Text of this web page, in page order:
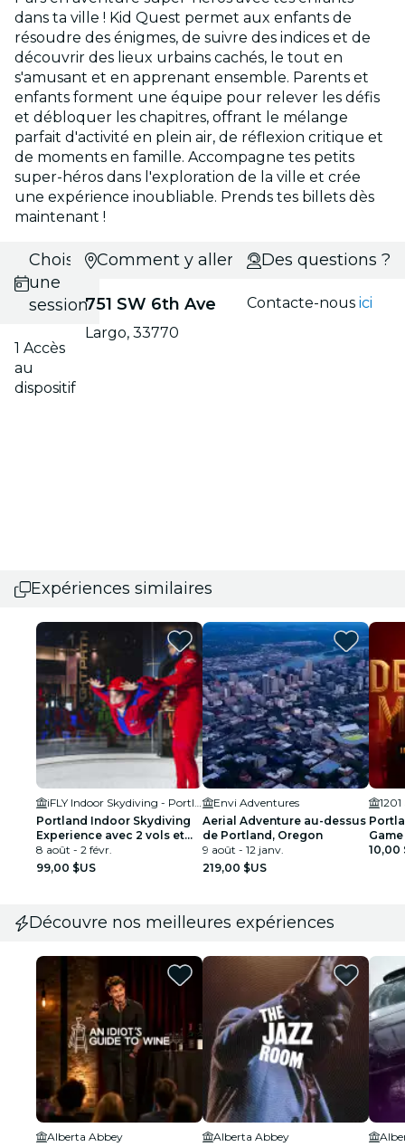
dans ta ville ! Kid Quest permet aux enfants de
résoudre des énigmes, de suivre des indices et de
découvrir des lieux urbains cachés, le tout en
s'amusant et en apprenant ensemble. Parents et
enfants forment une équipe pour relever les défis
et débloquer les chapitres, offrant le mélange
parfait d'activité en plein air, de réflexion critique et
de moments en famille. Accompagne tes petits
super-héros dans l'exploration de la ville et crée
une expérience inoubliable. Prends tes billets dès
maintenant !
Choisis
une
session
1 Accès
au
dispositif
Comment y aller ?
751 SW 6th Ave
Largo, 33770
Des questions ?
Contacte-nousici
Expériences similaires
iFLY Indoor Skydiving - Portland
Portland Indoor Skydiving
Experience avec 2 vols et
certificat personnalisé
8 août - 2 févr.
99,00 $US
Envi Adventures
Aerial Adventure au-dessus
de Portland, Oregon
9 août - 12 janv.
219,00 $US
des
10,00
Découvre nos meilleures expériences
Alberta Abbey
Alberta Abbey